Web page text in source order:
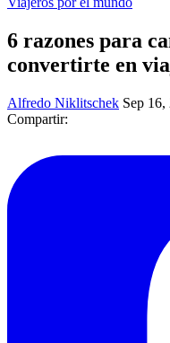
6 razones para
convertirte en
Alfredo Niklitschek Sep 16,
Compartir: